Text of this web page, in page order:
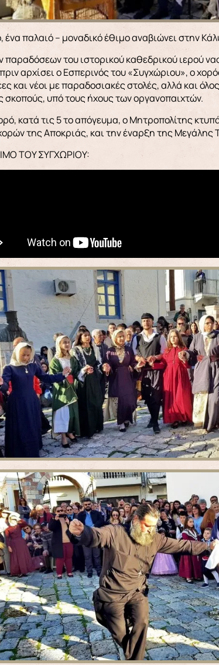
ένα παλαιό – μοναδικό έθιμο αναβιώνει στην
παραδόσεων του ιστορικού καθεδρικού ιερού
αρχίσει ο Εσπερινός του «Συγχώριου», ο
και νέοι με παραδοσιακές στολές, αλλά και
υπό τους ήχους των οργανοπαιχτών.
κατά τις 5 το απόγευμα, ο Μητροπολίτης
της Αποκριάς, και την έναρξη της Μεγάλης
ΤΟΥ ΣΥΓΧΩΡΙΟΥ: